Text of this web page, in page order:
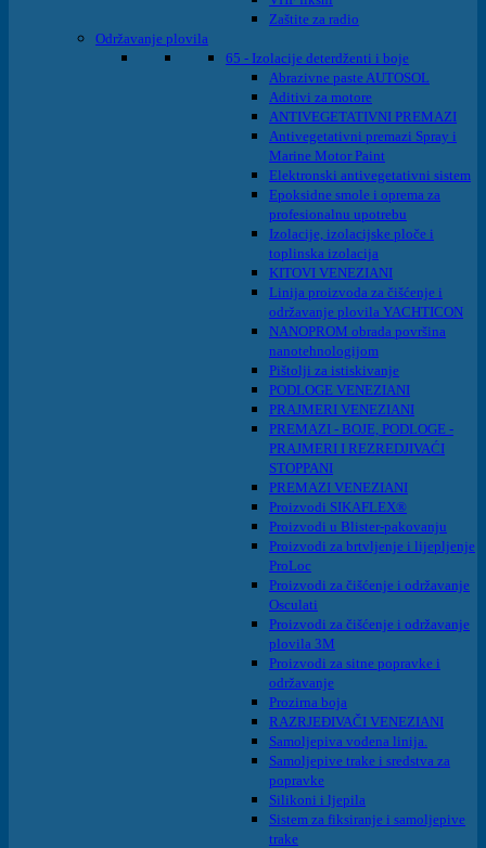
Zaštite za radio
Održavanje plovila
65 - Izolacije deterdženti i boje
Abrazivne paste AUTOSOL
Aditivi za motore
ANTIVEGETATIVNI PREMAZI
Antivegetativni premazi Spray i
Marine Motor Paint
Elektronski antivegetativni sistem
Epoksidne smole i oprema za
profesionalnu upotrebu
Izolacije, izolacijske ploče i
toplinska izolacija
KITOVI VENEZIANI
Linija proizvoda za čišćenje i
održavanje plovila YACHTICON
NANOPROM obrada površina
nanotehnologijom
Pištolji za istiskivanje
PODLOGE VENEZIANI
PRAJMERI VENEZIANI
PREMAZI - BOJE, PODLOGE -
PRAJMERI I REZREDJIVAĆI
STOPPANI
PREMAZI VENEZIANI
Proizvodi SIKAFLEX®
Proizvodi u Blister-pakovanju
Proizvodi za brtvljenje i lijepljenje
ProLoc
Proizvodi za čišćenje i održavanje
Osculati
Proizvodi za čišćenje i održavanje
plovila 3M
Proizvodi za sitne popravke i
održavanje
Prozirna boja
RAZRJEĐIVAČI VENEZIANI
Samoljepiva vodena linija.
Samoljepive trake i sredstva za
popravke
Silikoni i ljepila
Sistem za fiksiranje i samoljepive
trake